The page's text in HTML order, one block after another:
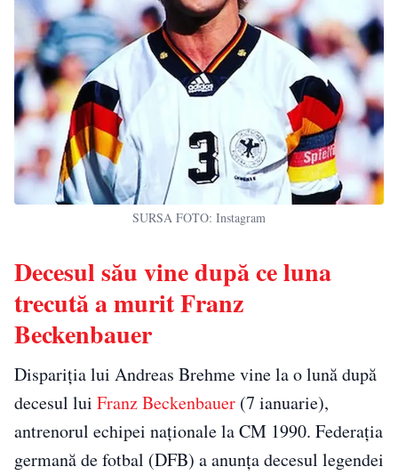
SURSA FOTO: Instagram
Decesul său vine după ce luna
trecută a murit Franz
Beckenbauer
Dispariţia lui Andreas Brehme vine la o lună după
decesul lui Franz Beckenbauer (7 ianuarie),
antrenorul echipei naţionale la CM 1990. Federaţia
germană de fotbal (DFB) a anunţa decesul legendei